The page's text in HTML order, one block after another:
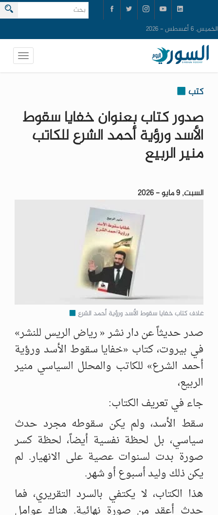
الخميس, 6 أغسطس - 2026
كتب
صدور كتاب بعنوان خفايا سقوط
الأسد ورؤية أحمد الشرع للكاتب
منير الربيع
السبت, 9 مايو - 2026
غلاف كتاب خفايا سقوط الأسد ورؤية أحمد الشرع
صدر حديثاً عن دار نشر « رياض الريس للنشر»
في بيروت، كتاب «خفايا سقوط الأسد ورؤية
أحمد الشرع» للكاتب والمحلل السياسي منير
الربيع،
جاء في تعريف الكتاب:
سقط الأسد، ولم يكن سقوطه مجرد حدث
سياسي، بل لحظة نفسية أيضاً، لحظة كسر
صورة بدت لسنوات عصية على الانهيار. لم
يكن ذلك وليد أسبوع أو شهر.
هذا الكتاب، لا يكتفي بالسرد التقريري، فما
حدث أعقد من صورة نهائية. هناك عوامل